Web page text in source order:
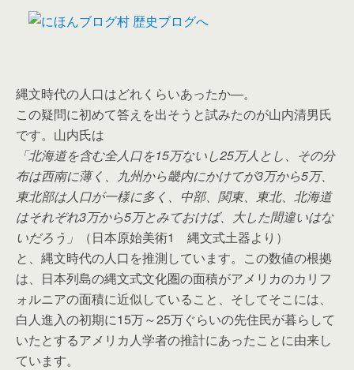
縄文時代の人口はどれくらいあったか―。
この疑問に初めて答えを出そうと試みたのが山内清男氏
です。山内氏は
「北海道を含む全人口を15万ないし25万人とし、その分
布は西南に薄く、九州から畿内にかけてが3万から5万、
東北部は人口が一様に多く、中部、関東、東北、北海道
はそれぞれ3万から5万とみておけば、大した間違いはな
いだろう」
（日本原始美術1 縄文式土器より）
と、縄文時代の人口を推測しています。この数値の根拠
は、日本列島の縄文式文化圏の面積がアメリカのカリフ
ォルニアの面積に近似していること、そしてそこには、
白人進入の初期に15万～25万ぐらいの先住民が暮らして
いたとするアメリカ人学者の推計にあったことに由来し
ています。